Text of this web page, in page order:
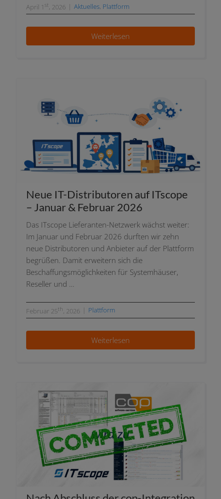
April 1 st, 2026 | Aktuelles, Plattform
Weiterlesen
Neue IT-Distributoren auf ITscope
– Januar & Februar 2026
Das ITscope Lieferanten-Netzwerk wächst wei­ter:
Im Januar und Februar 2026 durf­ten wir zehn
neue Distributoren und Anbieter auf der Plattform
begrü­ßen. Damit erwei­tern sich die
Beschaffungsmöglichkeiten für Systemhäuser,
Reseller und …
Februar 25th, 2026 | Plattform
Weiterlesen